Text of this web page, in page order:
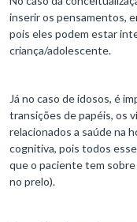
inserir os pensamentos,
pois eles podem estar
criança/adolescente.
Já no caso de idosos, é
transições de papéis, os
relacionados a saúde na
cognitiva, pois todos
que o paciente tem
no prelo).